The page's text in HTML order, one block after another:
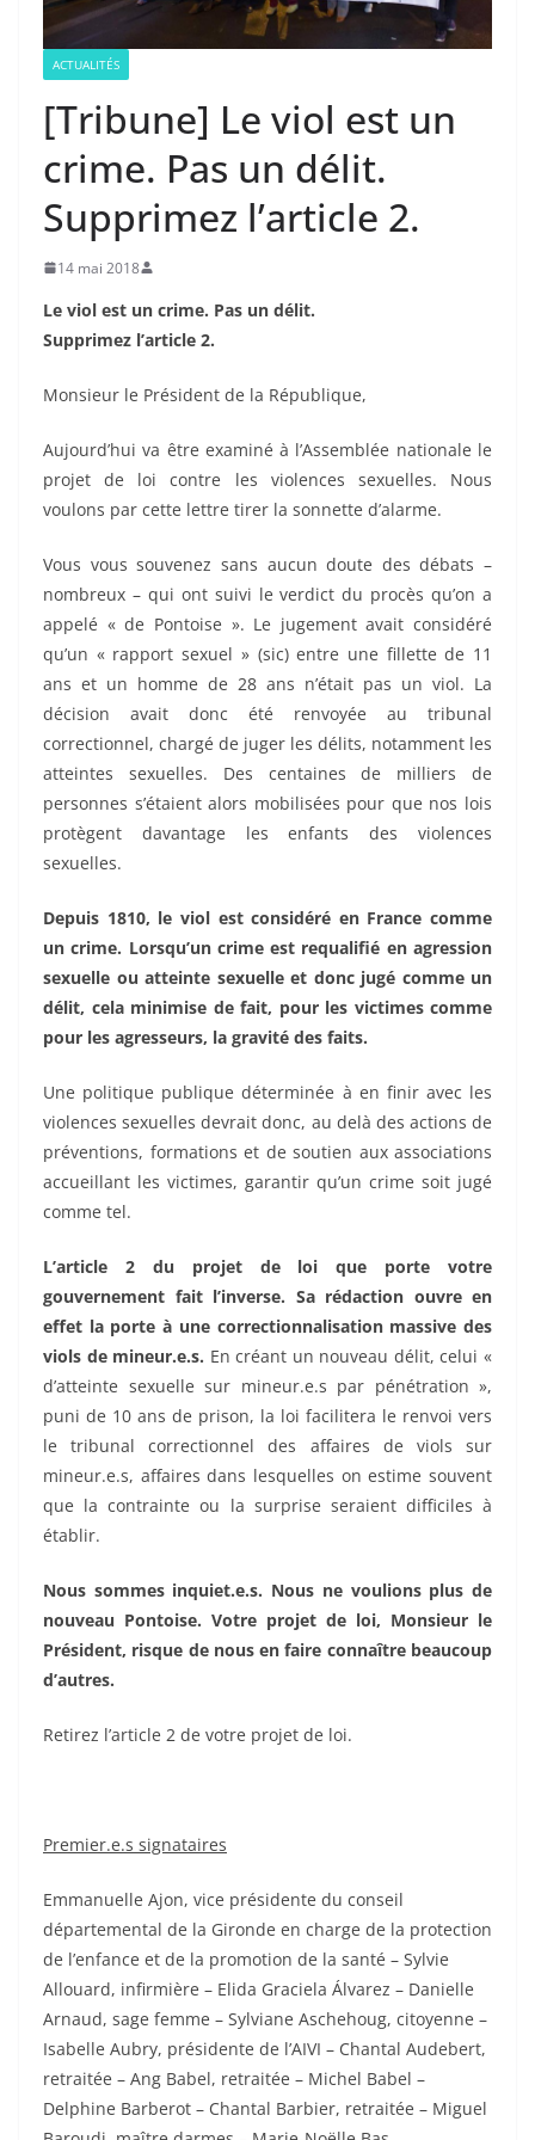
ACTUALITÉS
[Tribune] Le viol est un
crime. Pas un délit.
Supprimez l’article 2.
14 mai 2018
Le viol est un crime. Pas un délit.
Supprimez l’article 2.
Monsieur le Président de la République,
Aujourd’hui va être examiné à l’Assemblée nationale le
projet de loi contre les violences sexuelles. Nous
voulons par cette lettre tirer la sonnette d’alarme.
Vous vous souvenez sans aucun doute des débats –
nombreux – qui ont suivi le verdict du procès qu’on a
appelé « de Pontoise ». Le jugement avait considéré
qu’un « rapport sexuel » (sic) entre une fillette de 11
ans et un homme de 28 ans n’était pas un viol. La
décision avait donc été renvoyée au tribunal
correctionnel, chargé de juger les délits, notamment les
atteintes sexuelles. Des centaines de milliers de
personnes s’étaient alors mobilisées pour que nos lois
protègent davantage les enfants des violences
sexuelles.
Depuis 1810, le viol est considéré en France comme
un crime. Lorsqu’un crime est requalifié en agression
sexuelle ou atteinte sexuelle et donc jugé comme un
délit, cela minimise de fait, pour les victimes comme
pour les agresseurs, la gravité des faits.
Une politique publique déterminée à en finir avec les
violences sexuelles devrait donc, au delà des actions de
préventions, formations et de soutien aux associations
accueillant les victimes, garantir qu’un crime soit jugé
comme tel.
L’article 2 du projet de loi que porte votre
gouvernement fait l’inverse. Sa rédaction ouvre en
effet la porte à une correctionnalisation massive des
viols de mineur.e.s. En créant un nouveau délit, celui «
d’atteinte sexuelle sur mineur.e.s par pénétration »,
puni de 10 ans de prison, la loi facilitera le renvoi vers
le tribunal correctionnel des affaires de viols sur
mineur.e.s, affaires dans lesquelles on estime souvent
que la contrainte ou la surprise seraient difficiles à
établir.
Nous sommes inquiet.e.s. Nous ne voulions plus de
nouveau Pontoise. Votre projet de loi, Monsieur le
Président, risque de nous en faire connaître beaucoup
d’autres.
Retirez l’article 2 de votre projet de loi.
Premier.e.s signataires
Emmanuelle Ajon, vice présidente du conseil
départemental de la Gironde en charge de la protection
de l’enfance et de la promotion de la santé – Sylvie
Allouard, infirmière – Elida Graciela Álvarez – Danielle
Arnaud, sage femme – Sylviane Aschehoug, citoyenne –
Isabelle Aubry, présidente de l’AIVI – Chantal Audebert,
retraitée – Ang Babel, retraitée – Michel Babel –
Delphine Barberot – Chantal Barbier, retraitée – Miguel